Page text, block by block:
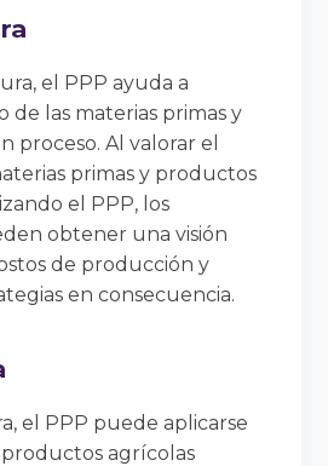
el PPP ayuda a
de las materias primas y
proceso. Al valorar el
primas y productos
el PPP, los
obtener una visión
de producción y
en consecuencia.
el PPP puede aplicarse
productos agrícolas